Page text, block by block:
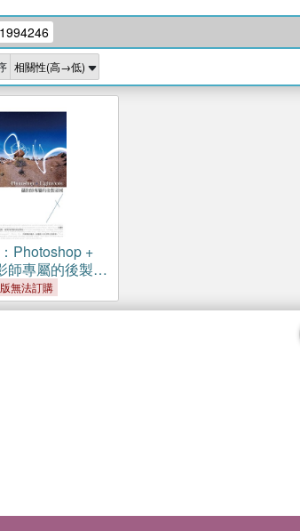
Photoshop +
師專屬的後製領
無法訂購